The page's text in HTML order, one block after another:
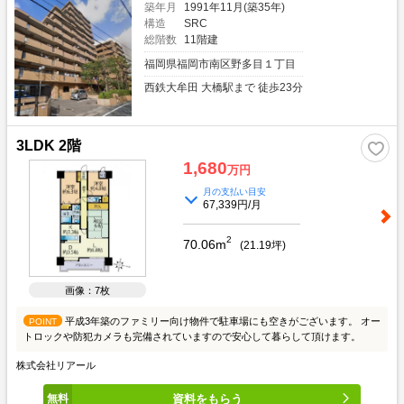
築年月
1991年11月(築35年)
構造
SRC
総階数
11階建
福岡県福岡市南区野多目１丁目
西鉄大牟田 大橋駅まで 徒歩23分
3LDK 2階
画像：7枚
1,680万円
月の支払い目安
67,339円/月
70.06m2 (21.19坪)
POINT
平成3年築のファミリー向け物件で駐車場にも空きがございます。 オー
トロックや防犯カメラも完備されていますので安心して暮らして頂けます。
株式会社リアール
資料をもらう